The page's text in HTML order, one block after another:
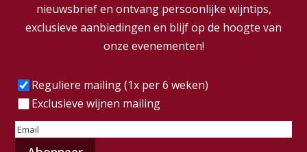
nieuwsbrief en ontvang persoonlijke wijntips,
exclusieve aanbiedingen en blijf op de hoogte van
onze evenementen!
Frequentie(Vereist)
Reguliere mailing (1x per 6 weken)
Exclusieve wijnen mailing
E-
mailadres(Vereist)